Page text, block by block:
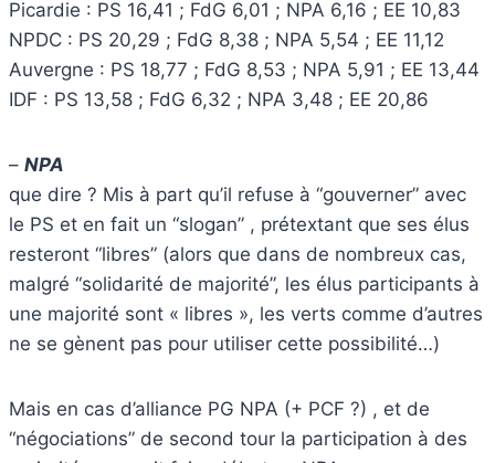
Picardie : PS 16,41 ; FdG 6,01 ; NPA 6,16 ; EE 10,83
NPDC : PS 20,29 ; FdG 8,38 ; NPA 5,54 ; EE 11,12
Auvergne : PS 18,77 ; FdG 8,53 ; NPA 5,91 ; EE 13,44
IDF : PS 13,58 ; FdG 6,32 ; NPA 3,48 ; EE 20,86
– NPA
que dire ? Mis à part qu’il refuse à “gouverner” avec
le PS et en fait un “slogan” , prétextant que ses élus
resteront “libres” (alors que dans de nombreux cas,
malgré “solidarité de majorité”, les élus participants à
une majorité sont « libres », les verts comme d’autres
ne se gènent pas pour utiliser cette possibilité…)
Mais en cas d’alliance PG NPA (+ PCF ?) , et de
“négociations” de second tour la participation à des